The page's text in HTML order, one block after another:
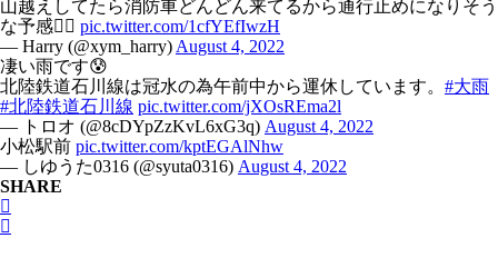
山越えしてたら消防車どんどん来てるから通行止めになりそう
な予感😵‍💫 pic.twitter.com/1cfYEfIwzH
— Harry (@xym_harry) August 4, 2022
凄い雨です😰
北陸鉄道石川線は冠水の為午前中から運休しています。 #大雨
#北陸鉄道石川線 pic.twitter.com/jXOsREma2l
— トロオ (@8cDYpZzKvL6xG3q) August 4, 2022
小松駅前 pic.twitter.com/kptEGAlNhw
— しゆうた0316 (@syuta0316) August 4, 2022
SHARE